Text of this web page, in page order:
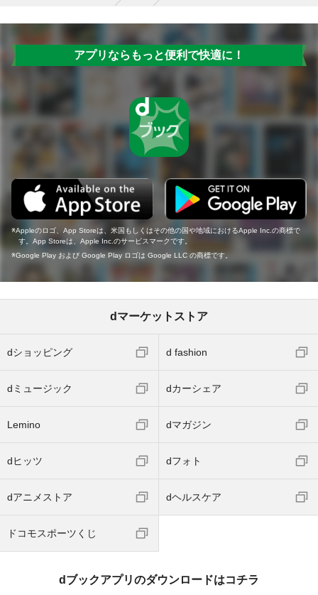
アプリならもっと便利で快適に！
Appleのロゴ、App Storeは、米国もしくはその他の国や地域におけるApple Inc.の商標で
す。App Storeは、Apple Inc.のサービスマークです。
Google Play および Google Play ロゴは Google LLC の商標です。
dマーケットストア
dショッピング d fashion
dミュージック dカーシェア
Lemino dマガジン
dヒッツ dフォト
dアニメストア dヘルスケア
ドコモスポーツくじ
dブックアプリのダウンロードはコチラ